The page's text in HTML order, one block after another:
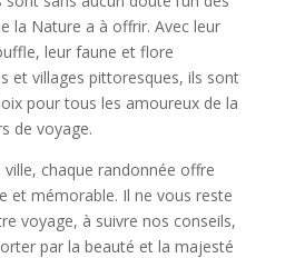
la Nature a à offrir. Avec leur
leur faune et flore
et villages pittoresques, ils sont
pour tous les amoureux de la
de voyage.
chaque randonnée offre
et mémorable. Il ne vous reste
voyage, à suivre nos conseils,
par la beauté et la majesté